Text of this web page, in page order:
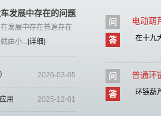
发展中存在的问题
发展中存在普遍存在
由小...[详细]
2026-03-05
2025-12-01
用
问
电动葫
答
在十九
问
普通环
答
环链葫